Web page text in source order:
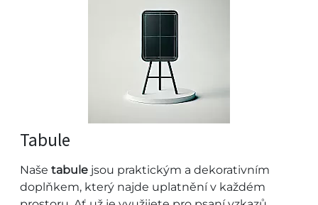
Tabule
Naše tabule jsou praktickým a dekorativním
doplňkem, který najde uplatnění v každém